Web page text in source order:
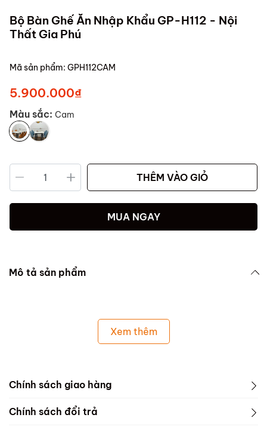
Bộ Bàn Ghế Ăn Nhập Khẩu GP-H112 - Nội
Thất Gia Phú
Mã sản phẩm: GPH112CAM
5.900.000₫
Màu sắc: Cam
THÊM VÀO GIỎ
MUA NGAY
Mô tả sản phẩm
Xem thêm
Chính sách giao hàng
Chính sách đổi trả